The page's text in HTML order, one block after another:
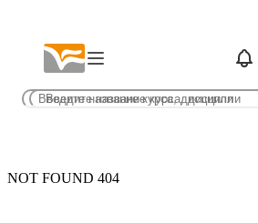
NOT FOUND 404